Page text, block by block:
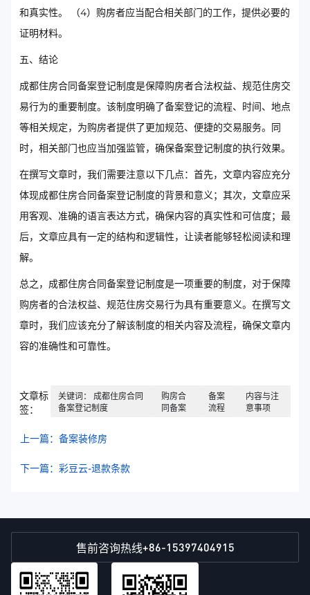
和真实性。 （4）购房者应当配合相关部门的工作，提供必要的
证明材料。
五、结论
成都住房合同备案登记制度是保障购房者合法权益、规范住房交
易行为的重要制度。该制度明确了备案登记的流程、时间、地点
等相关规定，为购房者提供了更加规范、便捷的交易服务。同
时，相关部门也应当加强监管，确保备案登记制度的执行效果。
在撰写文章时，我们需要注意以下几点：首先，文章内容应充分
体现成都住房合同备案登记制度的背景和意义；其次，文章应采
用客观、准确的语言表达方式，确保内容的真实性和可信度；最
后，文章应具有一定的结构和逻辑性，让读者能够轻松阅读和理
解。
总之，成都住房合同备案登记制度是一项重要的制度，对于保障
购房者的合法权益、规范住房交易行为具有重要意义。在撰写文
章时，我们应该充分了解该制度的相关内容及流程，确保文章内
容的准确性和可靠性。
文章标
签：
关键词： 成都住房合同
备案登记制度
购房合
同备案
备案
流程
内容与注
意事项
上一篇：备案装修房
下一篇：彩豆云-退款条款
售前咨询热线+86-15397404915